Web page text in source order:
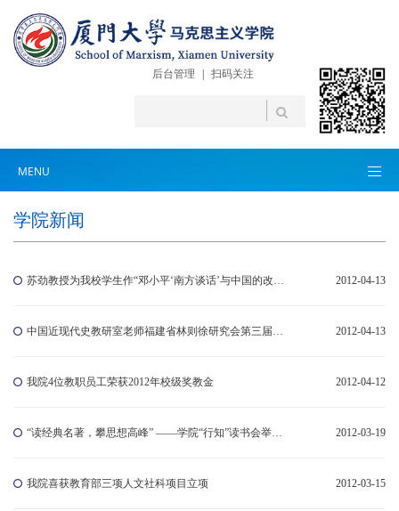
后台管理 扫码关注
MENU
学院新闻
苏劲教授为我校学生作“邓小平‘南方谈话’与中国的改革开放”专题报告 2012-04-13
中国近现代史教研室老师福建省林则徐研究会第三届会员代表大会暨理事会换届大会 2012-04-13
我院4位教职员工荣获2012年校级奖教金 2012-04-12
“读经典名著，攀思想高峰” ——学院“行知”读书会举行第二期学术沙龙 2012-03-19
我院喜获教育部三项人文社科项目立项 2012-03-15